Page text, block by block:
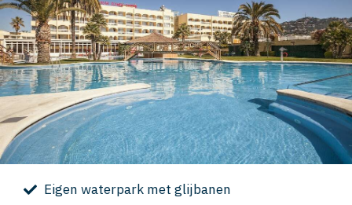
Eigen waterpark met glijbanen